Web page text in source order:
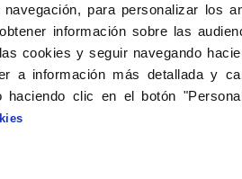
para personalizar los
información sobre las
cookies y seguir navegando
a información más detallada y
haciendo clic en el botón
58 C.P.: 28040, Madrid
27
98